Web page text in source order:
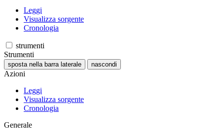
Leggi
Visualizza sorgente
Cronologia
strumenti
Strumenti
sposta nella barra laterale nascondi
Azioni
Leggi
Visualizza sorgente
Cronologia
Generale